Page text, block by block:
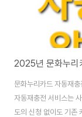
2025년 문화누리
문화누리카드 자동재
자동재충전 서비스는
도의 신청 없이도 기존